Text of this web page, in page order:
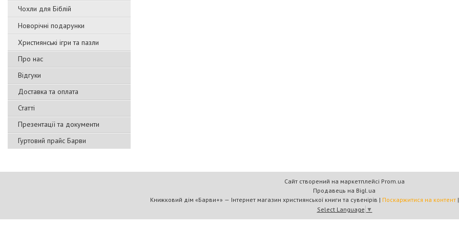
Чохли для Біблій
Новорічні подарунки
Християнські ігри та пазли
Про нас
Відгуки
Доставка та оплата
Статті
Презентації та документи
Гуртовий прайс Барви
Сайт створений на маркетплейсі Prom.ua
Продавець на Bigl.ua
Книжковий дім «Барви+» — Інтернет магазин християнської книги та сувенірів | Поскаржитися на контент |
Select Language ▼